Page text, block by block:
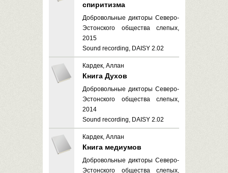
спиритизма
Добровольные дикторы Северо-
Эстонского общества слепых,
2015
Sound recording, DAISY 2.02
Кардек, Аллан
Книга Духов
Добровольные дикторы Северо-
Эстонского общества слепых,
2014
Sound recording, DAISY 2.02
Кардек, Аллан
Книга медиумов
Добровольные дикторы Северо-
Эстонского общества слепых,